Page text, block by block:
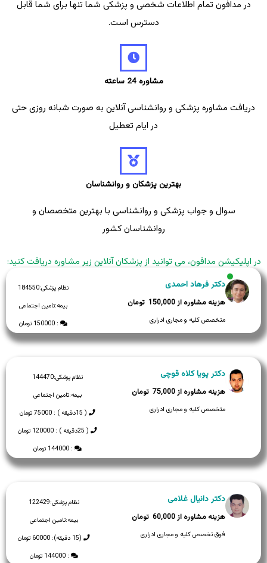
در مدافون تمام اطلاعات شخصی و پزشکی شما تنها برای شما قابل
دسترس است.
مشاوره 24 ساعته
دریافت مشاوره پزشکی و روانشناسی آنلاین به صورت شبانه روزی حتی
در ایام تعطیل
بهترین پزشکان و روانشناسان
سوال و جواب پزشکی و روانشناسی با بهترین متخصصان و
روانشناسان کشور
در اپلیکیشن مدافون، می توانید از پزشکان آنلاین زیر مشاوره دریافت کنید:
نظام پزشکی:184550
بیمه:تامین اجتماعی
: 150000 تومان
دکتر فرهاد احمدی
150,000
متخصص کلیه و مجاری ادراری
نظام پزشکی:144470
بیمه:تامین اجتماعی
( 15دقیقه ) : 75000 تومان
( 25دقیقه ) : 120000 تومان
: 144000 تومان
دکتر پویا کلاه قوچی
75,000
متخصص کلیه و مجاری ادراری
نظام پزشکی:122429
بیمه:تامین اجتماعی
(15 دقیقه): 60000 تومان
: 144000 تومان
دکتر دانیال غلامی
60,000
فوق تخصص کلیه و مجاری ادراری